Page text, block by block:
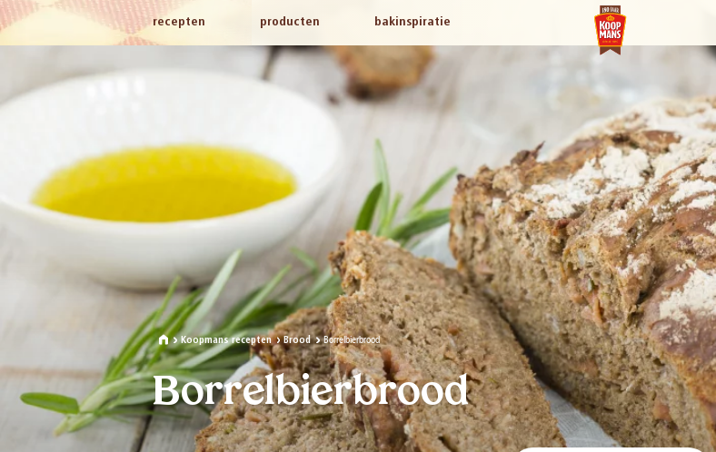
recepten producten bakinspiratie
Koopmans recepten Brood Borrelbierbrood
Borrelbierbrood